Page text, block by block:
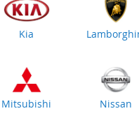
Kia
Mitsubishi Nissan